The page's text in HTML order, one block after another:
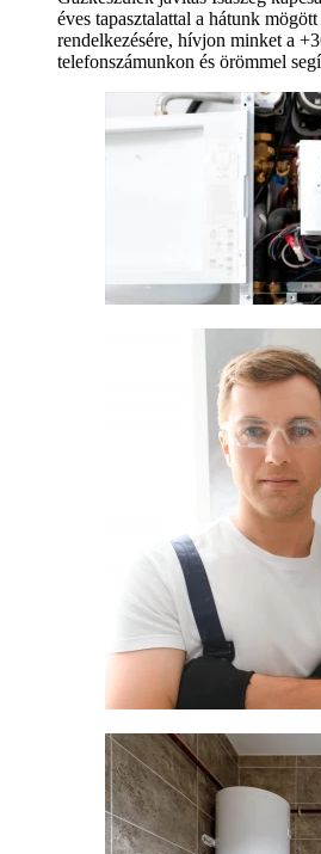
éves tapasztalattal a hátunk
rendelkezésére, hívjon minket a
telefonszámunkon és örömmel